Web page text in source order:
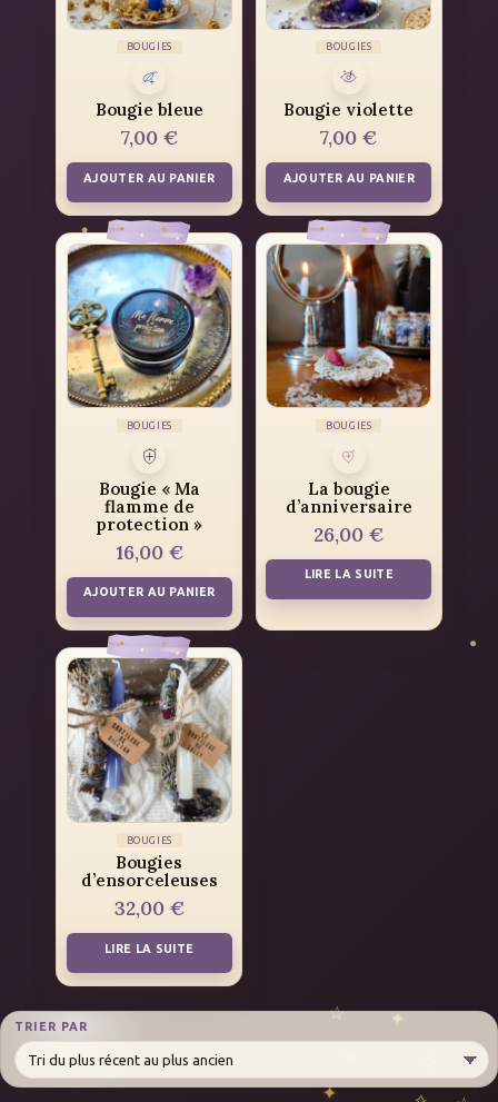
TRIER PAR
BOUGIES
Bougie bleue
7,00 €
AJOUTER AU PANIER
BOUGIES
Bougie violette
7,00€
AJOUTER AU PANIER
BOUGIES
Bougie « Ma
flamme de
protection »
16,00 €
AJOUTER AU PANIER
BOUGIES
La bougie
d’anniversaire
26,00€
LIRE LA SUITE
BOUGIES
Bougies
d’ensorceleuses
32,00 €
LIRE LA SUITE